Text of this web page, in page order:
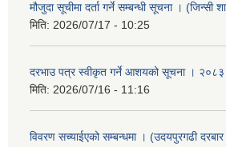
मौजुदा सूचीमा दर्ता गर्ने सम्बन्धी सूचना ।
मिति: 2026/07/17 - 10:25
दरभाउ पत्र स्वीकृत गर्ने आशयको सूचना ।
मिति: 2026/07/16 - 11:16
विवरण सच्याईएको सम्बन्धमा । (उदयपुरगढी